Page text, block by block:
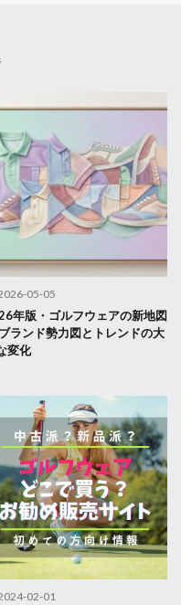
05-05
年版・ゴルフウェアの新地図
ランド勢力図とトレンドの大
変化
02-01